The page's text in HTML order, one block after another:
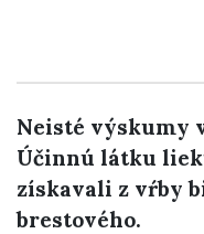
Neisté výskumy
Účinnú látku
získavali z vŕby
brestového.